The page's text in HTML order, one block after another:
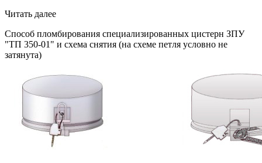
Читать далее
Способ пломбирования специализированных цистерн ЗПУ
"ТП 350-01" и схема снятия (на схеме петля условно не
затянута)